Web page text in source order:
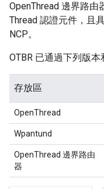
OpenThread 邊界路由
Thread 認證元件，且
NCP。
OTBR 已通過下列版本
存放區
OpenThread
Wpantund
OpenThread 邊界路由
器